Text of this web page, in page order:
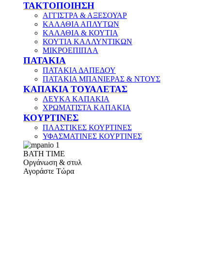
ΤΑΚΤΟΠΟΙΗΣΗ
ΑΓΓΙΣΤΡΑ & ΑΞΕΣΟΥΑΡ
ΚΑΛΑΘΙΑ ΑΠΛΥΤΩΝ
ΚΑΛΑΘΙΑ & ΚΟΥΤΙΑ
ΚΟΥΤΙΑ ΚΑΛΛΥΝΤΙΚΩΝ
ΜΙΚΡΟΕΠΙΠΛΑ
ΠΑΤΑΚΙΑ
ΠΑΤΑΚΙΑ ΔΑΠΕΔΟΥ
ΠΑΤΑΚΙΑ ΜΠΑΝΙΕΡΑΣ & ΝΤΟΥΣ
ΚΑΠΑΚΙΑ ΤΟΥΑΛΕΤΑΣ
ΛΕΥΚΑ ΚΑΠΑΚΙΑ
ΧΡΩΜΑΤΙΣΤΑ ΚΑΠΑΚΙΑ
ΚΟΥΡΤΙΝΕΣ
ΠΛΑΣΤΙΚΕΣ ΚΟΥΡΤΙΝΕΣ
ΥΦΑΣΜΑΤΙΝΕΣ ΚΟΥΡΤΙΝΕΣ
ΒΑΤΗ ΤΙΜΕ
Οργάνωση & στυλ
Αγοράστε Τώρα